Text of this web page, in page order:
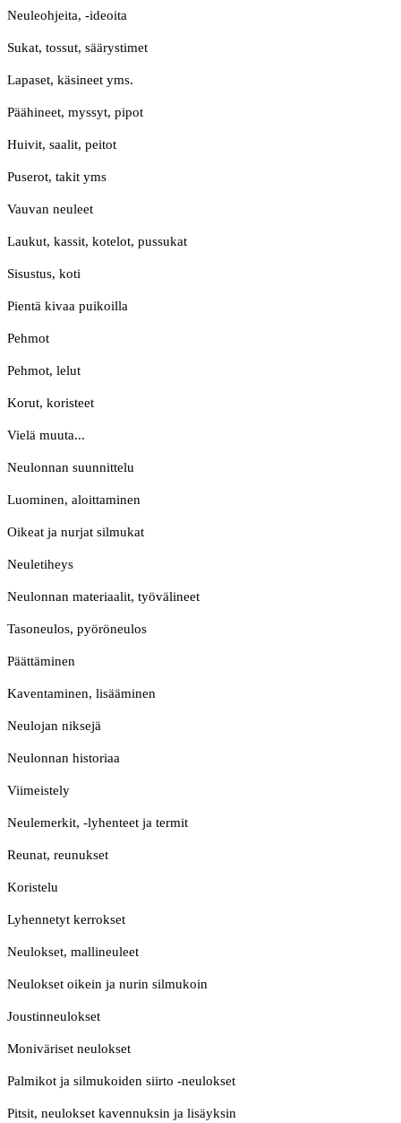
Neuleohjeita, -ideoita
Sukat, tossut, säärystimet
Lapaset, käsineet yms.
Päähineet, myssyt, pipot
Huivit, saalit, peitot
Puserot, takit yms
Vauvan neuleet
Laukut, kassit, kotelot, pussukat
Sisustus, koti
Pientä kivaa puikoilla
Pehmot
Pehmot, lelut
Korut, koristeet
Vielä muuta...
Neulonnan suunnittelu
Luominen, aloittaminen
Oikeat ja nurjat silmukat
Neuletiheys
Neulonnan materiaalit, työvälineet
Tasoneulos, pyöröneulos
Päättäminen
Kaventaminen, lisääminen
Neulojan niksejä
Neulonnan historiaa
Viimeistely
Neulemerkit, -lyhenteet ja termit
Reunat, reunukset
Koristelu
Lyhennetyt kerrokset
Neulokset, mallineuleet
Neulokset oikein ja nurin silmukoin
Joustinneulokset
Moniväriset neulokset
Palmikot ja silmukoiden siirto -neulokset
Pitsit, neulokset kavennuksin ja lisäyksin